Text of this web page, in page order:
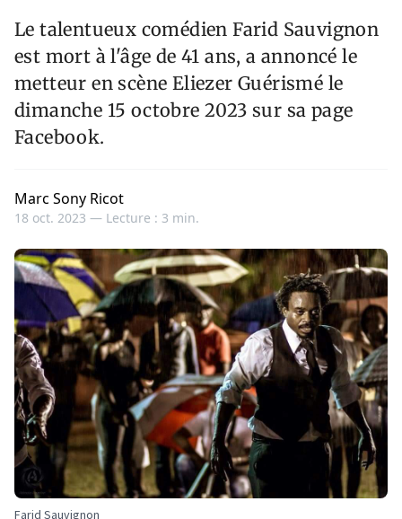
Le talentueux comédien Farid Sauvignon
est mort à l'âge de 41 ans, a annoncé le
metteur en scène Eliezer Guérismé le
dimanche 15 octobre 2023 sur sa page
Facebook.
Marc Sony Ricot
18 oct. 2023 — Lecture : 3 min.
Farid Sauvignon